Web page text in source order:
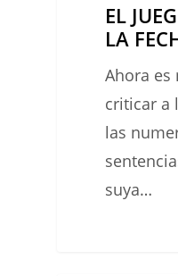
EL
LA
Ahora es
criticar a
las
suya…